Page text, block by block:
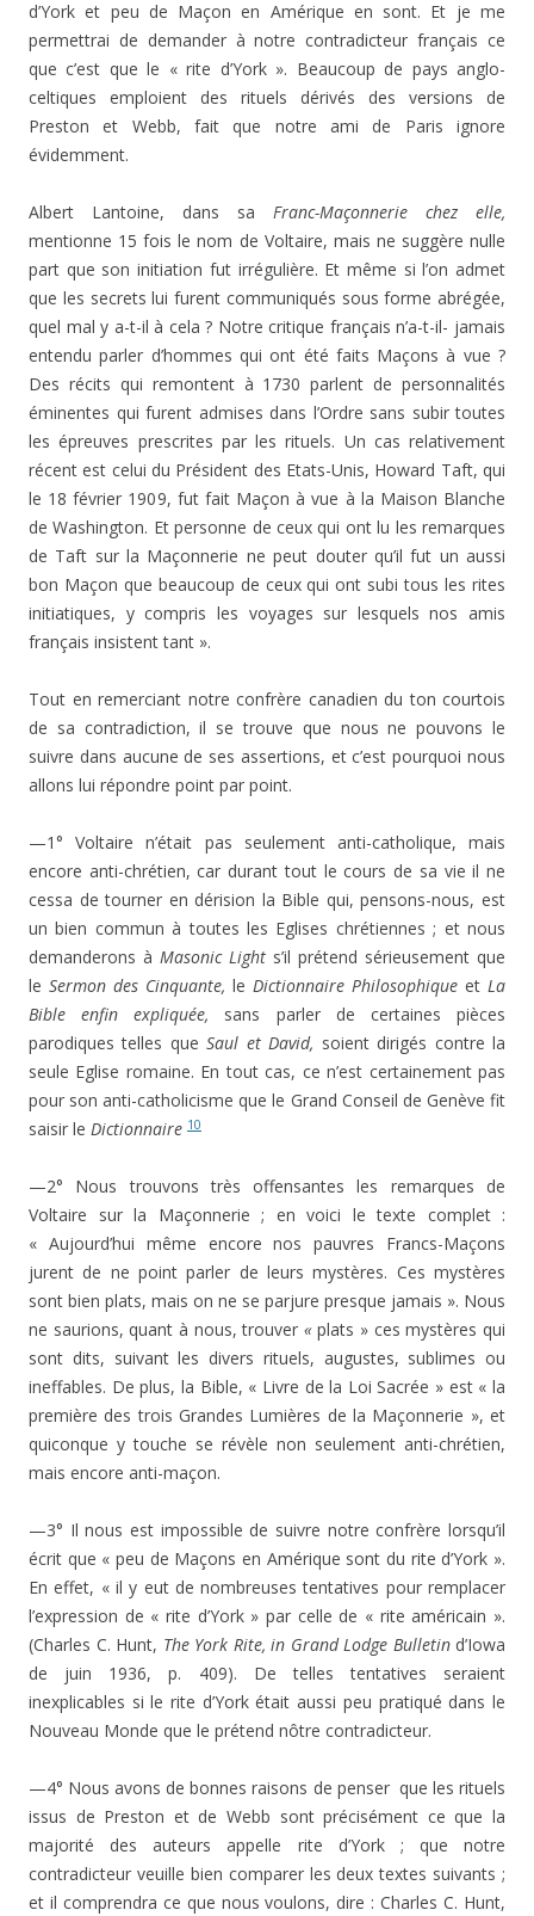
d’York et peu de Maçon en Amérique en sont. Et je me
permettrai de demander à notre contradicteur français ce
que c’est que le « rite d’York ». Beaucoup de pays anglo-
celtiques emploient des rituels dérivés des versions de
Preston et Webb, fait que notre ami de Paris ignore
évidemment.
Albert Lantoine, dans sa Franc-Maçonnerie chez elle,
mentionne 15 fois le nom de Voltaire, mais ne suggère nulle
part que son initiation fut irrégulière. Et même si l’on admet
que les secrets lui furent communiqués sous forme abrégée,
quel mal y a-t-il à cela ? Notre critique français n’a-t-il- jamais
entendu parler d’hommes qui ont été faits Maçons à vue ?
Des récits qui remontent à 1730 parlent de personnalités
éminentes qui furent admises dans l’Ordre sans subir toutes
les épreuves prescrites par les rituels. Un cas relativement
récent est celui du Président des Etats-Unis, Howard Taft, qui
le 18 février 1909, fut fait Maçon à vue à la Maison Blanche
de Washington. Et personne de ceux qui ont lu les remarques
de Taft sur la Maçonnerie ne peut douter qu’il fut un aussi
bon Maçon que beaucoup de ceux qui ont subi tous les rites
initiatiques, y compris les voyages sur lesquels nos amis
français insistent tant ».
Tout en remerciant notre confrère canadien du ton courtois
de sa contradiction, il se trouve que nous ne pouvons le
suivre dans aucune de ses assertions, et c’est pourquoi nous
allons lui répondre point par point.
—1° Voltaire n’était pas seulement anti-catho­lique, mais
encore anti-chrétien, car durant tout le cours de sa vie il ne
cessa de tourner en dérision la Bible qui, pensons-nous, est
un bien commun à toutes les Eglises chrétiennes ; et nous
demanderons à Masonic Light s’il prétend sérieuse­ment que
le Sermon des Cinquante, le Dictionnaire Philoso­phique et La
Bible enfin expliquée, sans parler de certaines pièces
parodiques telles queSaul et David, soient dirigés contre la
seule Eglise romaine. En tout cas, ce n’est certainement pas
pour son anti-catholicisme que le Grand Conseil de Genève fit
saisir le Dictionnaire 10
—2° Nous trouvons très offensantes les remarques de
Voltaire sur la Maçonnerie ; en voici le texte complet :
« Aujourd’hui même encore nos pauvres Francs-Maçons
jurent de ne point parler de leurs mystères. Ces mystères
sont bien plats, mais on ne se parjure presque jamais ». Nous
ne saurions, quant à nous, trouver «plats » ces mystères qui
sont dits, suivant les divers rituels, augustes, sublimes ou
ineffables. De plus, la Bible, « Livre de la Loi Sacrée » est « la
première des trois Grandes Lumières de la Maçonnerie », et
quiconque y touche se révèle non seulement anti-chrétien,
mais encore anti-maçon.
—3° Il nous est impossible de suivre notre confrère lorsqu’il
écrit que « peu de Maçons en Amérique sont du rite d’York ».
En effet, « il y eut de nombreuses tentatives pour remplacer
l’expression de « rite d’York » par celle de « rite américain ».
(Charles C. Hunt, The York Rite, in Grand Lodge Bulletin d’Iowa
de juin 1936, p. 409). De telles tentatives seraient
inexplicables si le rite d’York était aussi peu pratiqué dans le
Nouveau Monde que le prétend nôtre contradicteur.
—4° Nous avons de bonnes raisons de penser que les rituels
issus de Preston et de Webb sont précisément ce que la
majorité des auteurs appelle rite d’York ; que notre
contradicteur veuille bien comparer les deux textes suivants ;
et il comprendra ce que nous voulons, dire : Charles C. Hunt,